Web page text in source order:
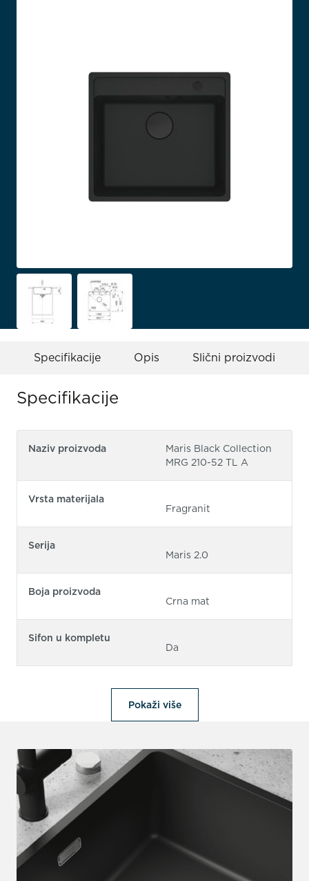
Specifikacije Opis Slični proizvodi
Specifikacije
Naziv proizvoda
Maris Black Collection
MRG 210-52 TL A
Vrsta materijala
Fragranit
Serija
Maris 2.0
Boja proizvoda
Crna mat
Sifon u kompletu
Da
Pokaži više